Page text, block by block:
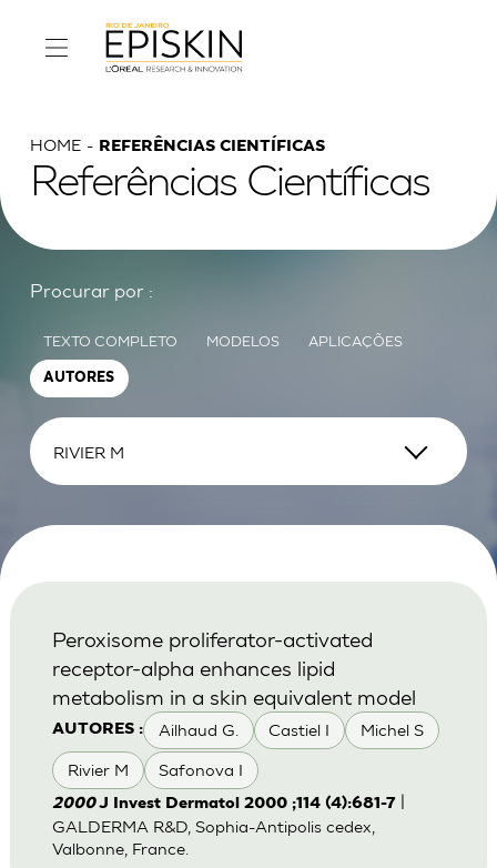
HOME REFERÊNCIAS CIENTÍFICAS
Referências Científicas
Procurar por :
TEXTO COMPLETO MODELOS APLICAÇÕES
AUTORES
AUTORES : Ailhaud G. Castiel I Michel S
Rivier M Safonova I
Peroxisome proliferator-activated
receptor-alpha enhances lipid
metabolism in a skin equivalent model
2000J Invest Dermatol 2000 ;114 (4):681-7
GALDERMA R&D, Sophia-Antipolis cedex,
Valbonne, France.